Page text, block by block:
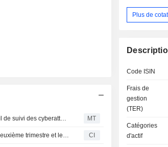
Le PDG de Gen commente les résultats et le nouvel outil de suivi des cyberattaques MT
United States Oil Fund, LP publie ses résultats pour le deuxième trimestre et le premier semestre clos le 30 juin 2026 CI
Plus de
Code ISIN
Frais de
gestion
(TER)
Catégories
d'actif